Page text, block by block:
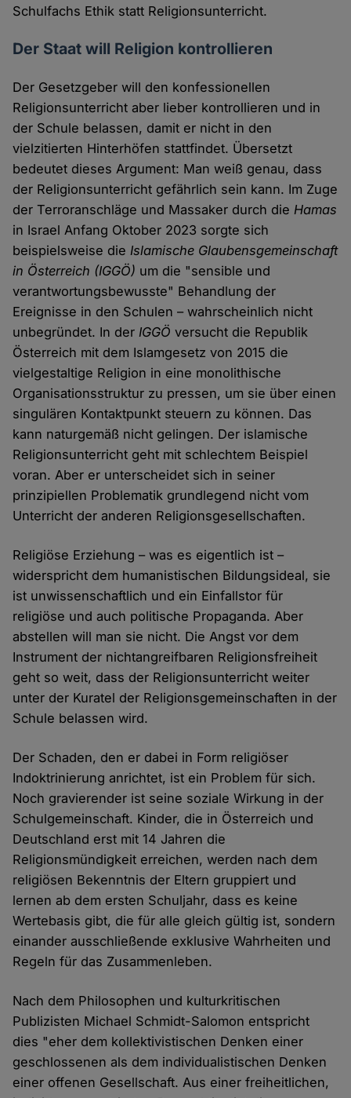
Schulfachs Ethik statt Religionsunterricht.
Der Staat will Religion kontrollieren
Der Gesetzgeber will den konfessionellen
Religionsunterricht aber lieber kontrollieren und in
der Schule belassen, damit er nicht in den
vielzitierten Hinterhöfen stattfindet. Übersetzt
bedeutet dieses Argument: Man weiß genau, dass
der Religionsunterricht gefährlich sein kann. Im Zuge
der Terroranschläge und Massaker durch dieHamas
in Israel Anfang Oktober 2023 sorgte sich
beispielsweise dieIslamische Glaubensgemeinschaft
in Österreich (IGGÖ) um die "sensible und
verantwortungsbewusste" Behandlung der
Ereignisse in den Schulen – wahrscheinlich nicht
unbegründet. In derIGGÖ versucht die Republik
Österreich mit dem Islamgesetz von 2015 die
vielgestaltige Religion in eine monolithische
Organisationsstruktur zu pressen, um sie über einen
singulären Kontaktpunkt steuern zu können. Das
kann naturgemäß nicht gelingen. Der islamische
Religionsunterricht geht mit schlechtem Beispiel
voran. Aber er unterscheidet sich in seiner
prinzipiellen Problematik grundlegend nicht vom
Unterricht der anderen Religionsgesellschaften.
Religiöse Erziehung – was es eigentlich ist –
widerspricht dem humanistischen Bildungsideal, sie
ist unwissenschaftlich und ein Einfallstor für
religiöse und auch politische Propaganda. Aber
abstellen will man sie nicht. Die Angst vor dem
Instrument der nichtangreifbaren Religionsfreiheit
geht so weit, dass der Religionsunterricht weiter
unter der Kuratel der Religionsgemeinschaften in der
Schule belassen wird.
Der Schaden, den er dabei in Form religiöser
Indoktrinierung anrichtet, ist ein Problem für sich.
Noch gravierender ist seine soziale Wirkung in der
Schulgemeinschaft. Kinder, die in Österreich und
Deutschland erst mit 14 Jahren die
Religionsmündigkeit erreichen, werden nach dem
religiösen Bekenntnis der Eltern gruppiert und
lernen ab dem ersten Schuljahr, dass es keine
Wertebasis gibt, die für alle gleich gültig ist, sondern
einander ausschließende exklusive Wahrheiten und
Regeln für das Zusammenleben.
Nach dem Philosophen und kulturkritischen
Publizisten Michael Schmidt-Salomon entspricht
dies "eher dem kollektivistischen Denken einer
geschlossenen als dem individualistischen Denken
einer offenen Gesellschaft. Aus einer freiheitlichen,